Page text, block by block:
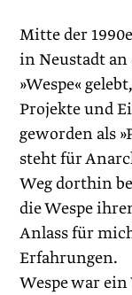
Mitte der
in Neustadt
»Wespe«
Projekte und
geworden als
steht für
Weg dorthin
die Wespe
Anlass für
Erfahrungen.
Wespe war